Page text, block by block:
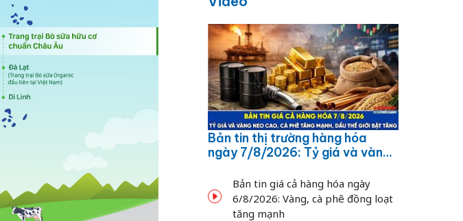
Bản tin thị trường hàng hóa
ngày 7/8/2026: Tỷ giá và vàng
dầu thế giới bật tăng
Bản tin giá cả hàng hóa ngày
6/8/2026: Vàng, cà phê đồng loạt
tăng mạnh